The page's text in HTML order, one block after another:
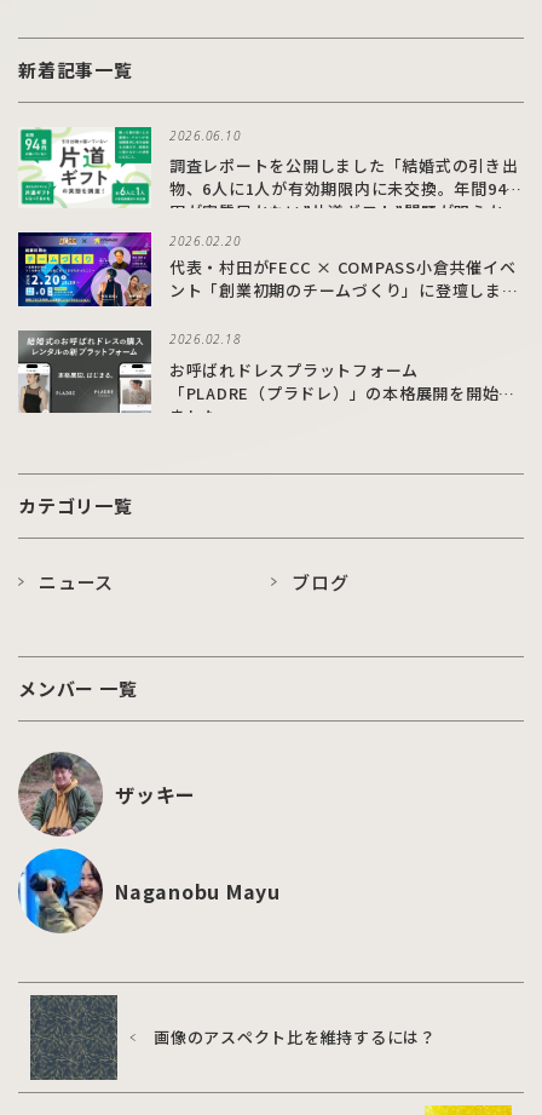
新着記事一覧
2026.06.10
調査レポートを公開しました「結婚式の引き出
物、6人に1人が有効期限内に未交換。年間94億
円が実質届かない”片道ギフト”問題が明らか
に」
2026.02.20
代表・村田がFECC × COMPASS小倉共催イベ
ント「創業初期のチームづくり」に登壇しまし
2026.02.18
お呼ばれドレスプラットフォーム
「PLADRE（プラドレ）」の本格展開を開始し
ました
カテゴリ一覧
ニュース ブログ
メンバー 一覧
ザッキー
Naganobu Mayu
画像のアスペクト比を維持するには？